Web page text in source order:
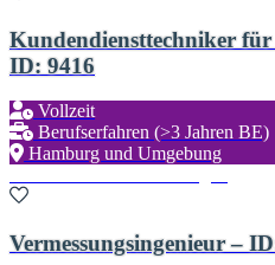
Kundendiensttechniker
ID: 9416
Vollzeit
Berufserfahren (>3 Jahren BE)
Hamburg und Umgebung
Vermessungsingenieur –